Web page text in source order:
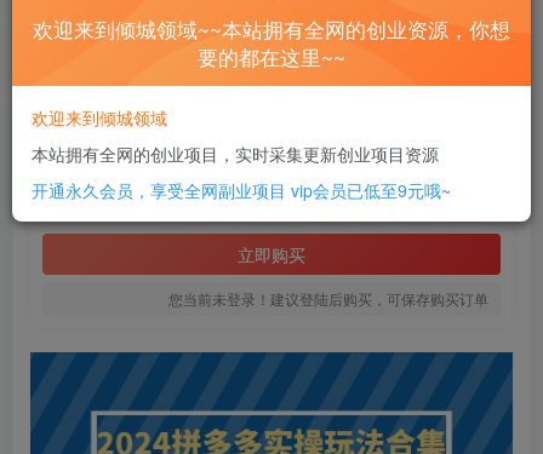
此内容为付费资源，请付费后查看
￥10
SVIP全站会员免费
立即购买
您当前未登录！建议登陆后购买，可保存购买订单
付费资源
欢迎来到倾城领域~~本站拥有全网的创业资源，你想
要的都在这里~~
欢迎来到倾城领域
本站拥有全网的创业项目，实时采集更新创业项目资源
开通永久会员，享受全网副业项目 vip会员已低至9元哦~